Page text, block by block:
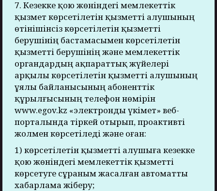
7. Кезекке қою жөніндегі мемлекеттік
қызмет көрсетілетін қызметті алушының
өтінішінсіз көрсетілетін қызметті
берушінің бастамасымен көрсетілетін
қызметті берушінің және мемлекеттік
органдардың ақпараттық жүйелері
арқылы көрсетілетін қызметті алушының
ұялы байланысының абоненттік
құрылғысының телефон нөмірін
www.egov.kz «электронды үкімет» веб-
порталында тіркей отырып, проактивті
жолмен көрсетіледі және оған:
1) көрсетілетін қызметті алушыға кезекке
қою жөніндегі мемлекеттік қызметті
көрсетуге сұраным жасалған автоматты
хабарлама жіберу;